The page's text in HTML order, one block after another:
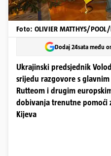
Foto: OLIVIER MATTHYS/POOL/
Dodaj 24sata među
Ukrajinski predsjednik
srijedu razgovore s
Rutteom i drugim
dobivanja trenutne pomoći
Kijeva